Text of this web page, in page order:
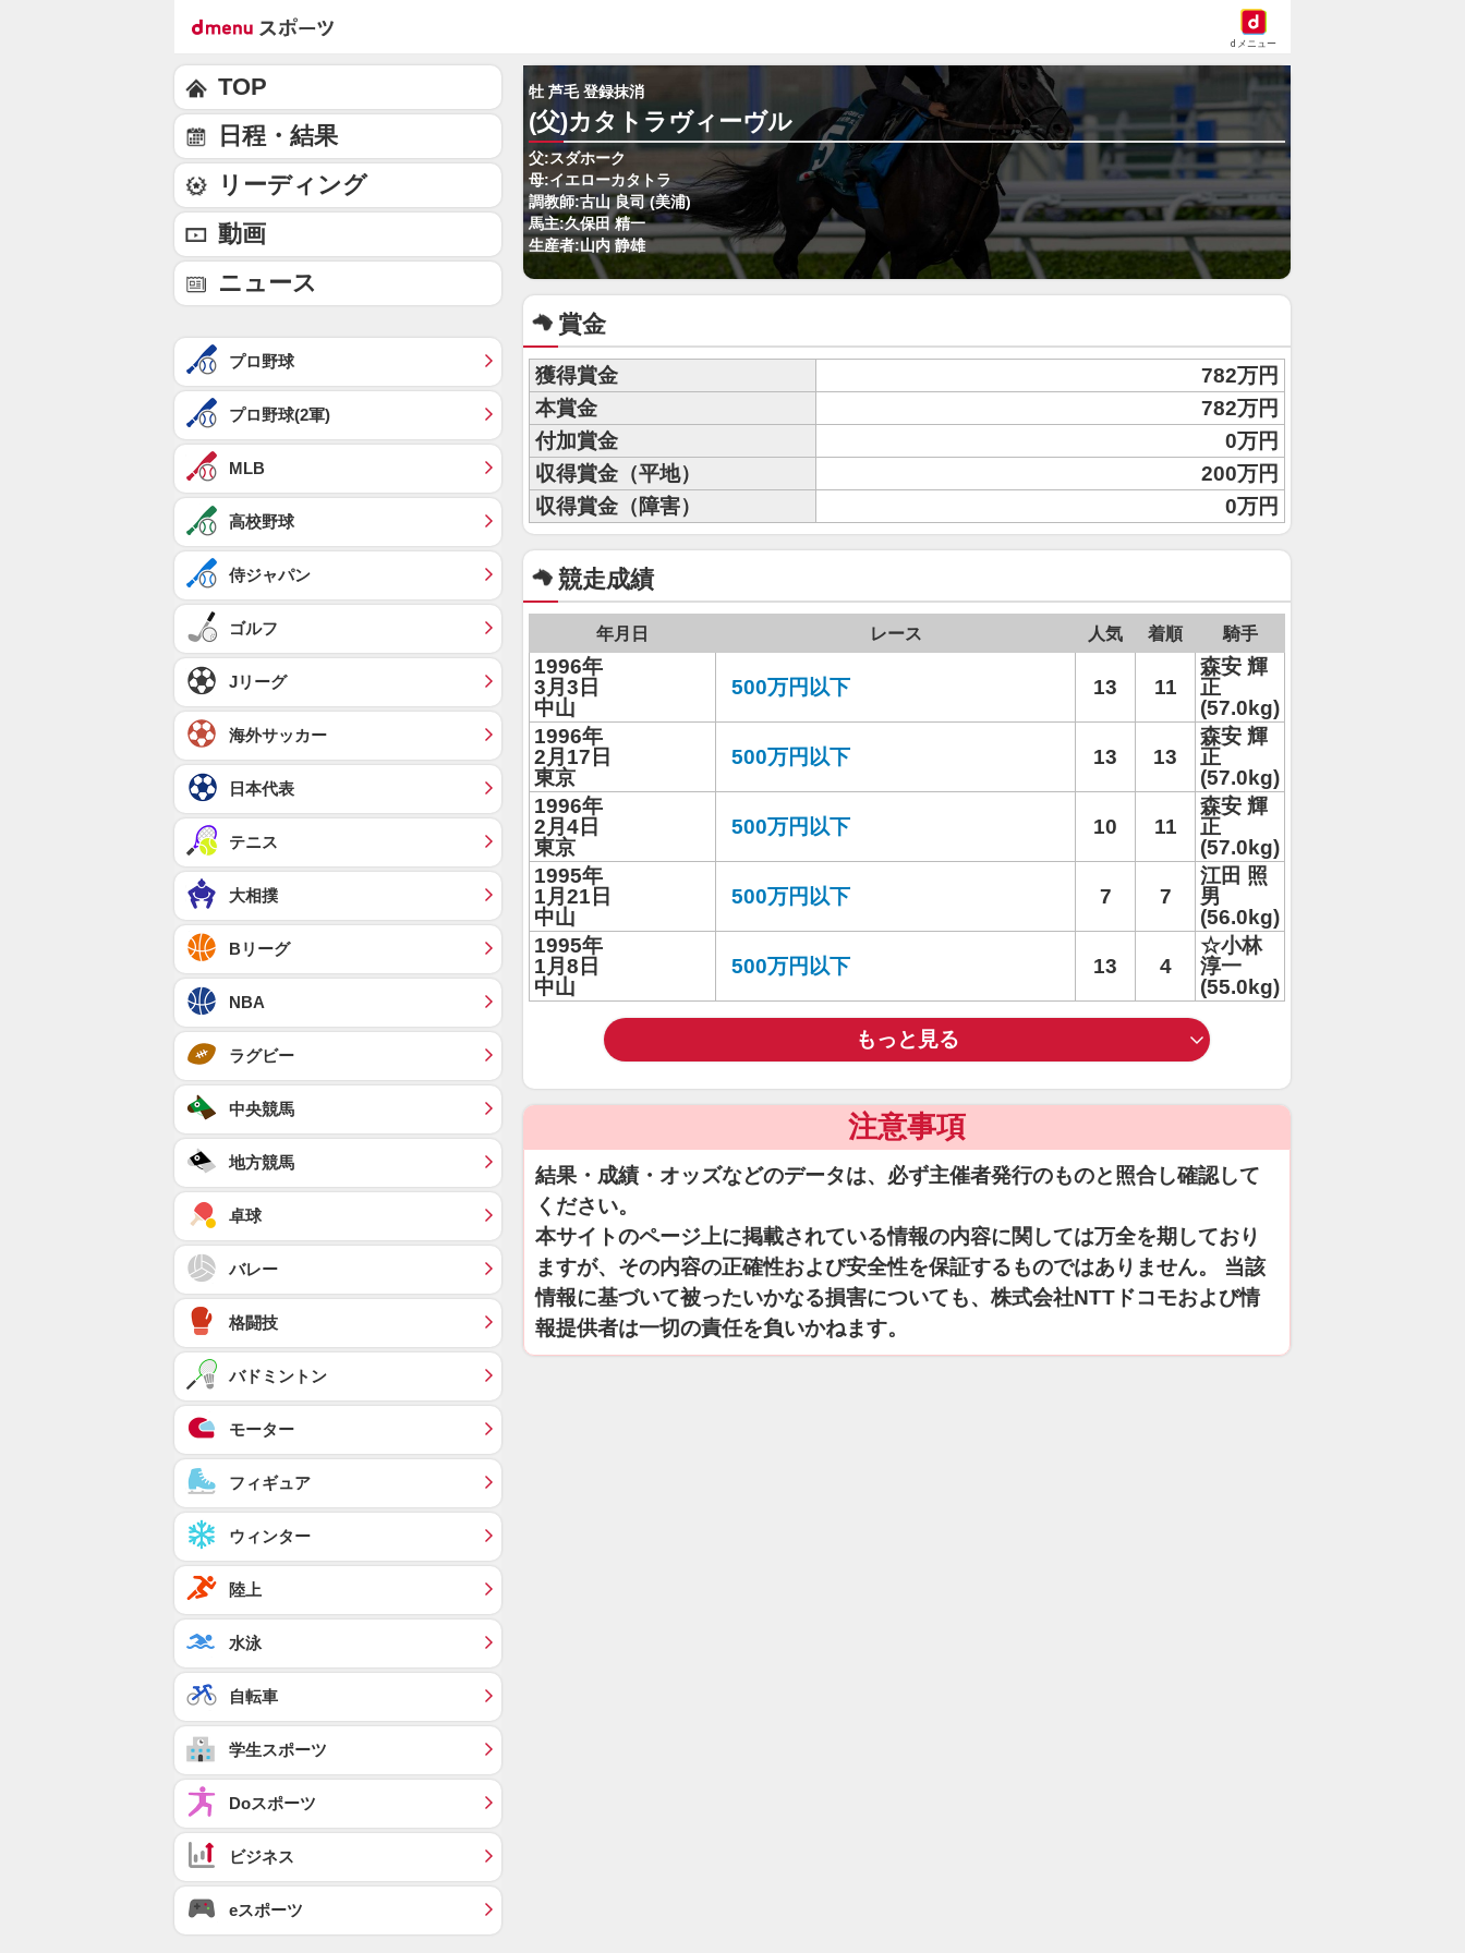
dメニュー
牡 芦毛 登録抹消
(父)カタトラヴィーヴル
父:スダホーク
母:イエローカタトラ
調教師:古山 良司 (美浦)
馬主:久保田 精一
生産者:山内 静雄
賞金
獲得賞金
782万円
本賞金
782万円
付加賞金
0万円
収得賞金（平地）
200万円
収得賞金（障害）
0万円
競走成績
年月日 レース 人気 着順 騎手
1996年
3月3日
中山
500万円以下 13 11
森安 輝
正
(57.0kg)
1996年
2月17日
東京
500万円以下 13 13
森安 輝
正
(57.0kg)
1996年
2月4日
東京
500万円以下 10 11
森安 輝
正
(57.0kg)
1995年
1月21日
中山
500万円以下 7 7
江田 照
男
(56.0kg)
1995年
1月8日
中山
500万円以下 13 4
☆小林
淳一
(55.0kg)
もっと見る
注意事項
結果・成績・オッズなどのデータは、必ず主催者発行のものと照合し確認して
ください。
本サイトのページ上に掲載されている情報の内容に関しては万全を期しており
ますが、その内容の正確性および安全性を保証するものではありません。 当該
情報に基づいて被ったいかなる損害についても、株式会社NTTドコモおよび情
報提供者は一切の責任を負いかねます。
TOP
日程・結果
リーディング
動画
ニュース
プロ野球
プロ野球(2軍)
MLB
高校野球
侍ジャパン
ゴルフ
Jリーグ
海外サッカー
日本代表
テニス
大相撲
Bリーグ
NBA
ラグビー
中央競馬
地方競馬
卓球
バレー
格闘技
バドミントン
モーター
フィギュア
ウィンター
陸上
水泳
自転車
学生スポーツ
Doスポーツ
ビジネス
eスポーツ